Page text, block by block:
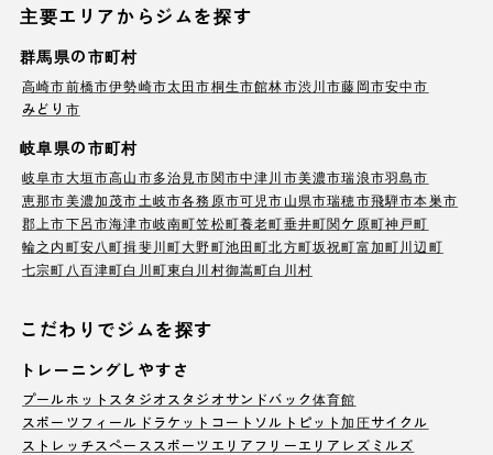
主要エリアからジムを探す
群馬県の市町村
高崎市前橋市伊勢崎市太田市桐生市館林市渋川市藤岡市安中市
みどり市
岐阜県の市町村
岐阜市大垣市高山市多治見市関市中津川市美濃市瑞浪市羽島市
恵那市美濃加茂市土岐市各務原市可児市山県市瑞穂市飛騨市本巣市
郡上市下呂市海津市岐南町笠松町養老町垂井町関ケ原町神戸町
輪之内町安八町揖斐川町大野町池田町北方町坂祝町富加町川辺町
七宗町 八百津町白川町東白川村御嵩町白川村
こだわりでジムを探す
トレーニングしやすさ
プールホットスタジオ スタジオサンドバック体育館
スポーツフィールド ラケットコート ソルトピット加圧サイクル
ストレッチスペース スポーツエリア フリーエリア レズミルズ